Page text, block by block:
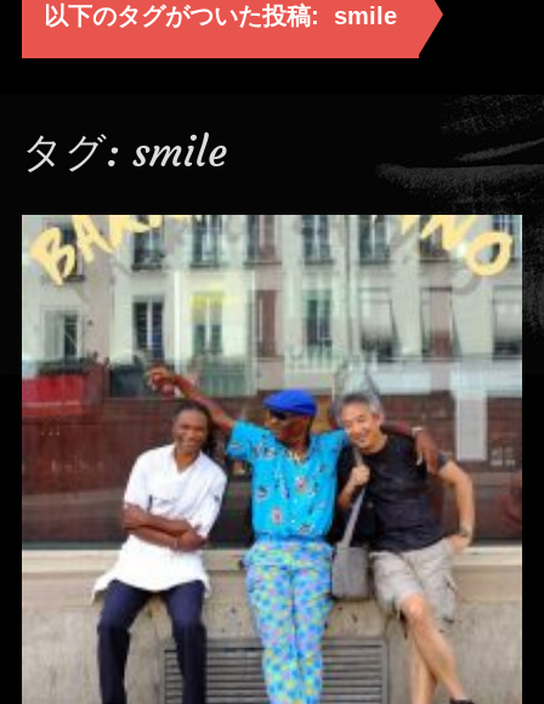
以下のタグがついた投稿: smile
タグ: smile